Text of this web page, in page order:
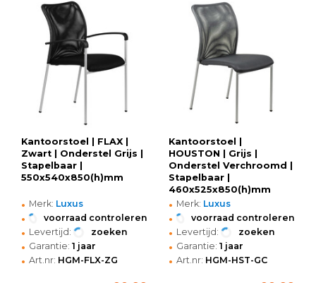
Kantoorstoel | FLAX |
Zwart | Onderstel Grijs |
Stapelbaar |
550x540x850(h)mm
• Merk: Luxus
• voorraad controleren
• Levertijd: zoeken
• Garantie: 1 jaar
• Art.nr: HGM-FLX-ZG
Kantoorstoel |
HOUSTON | Grijs |
Onderstel Verchroomd |
Stapelbaar |
460x525x850(h)mm
• Merk: Luxus
• voorraad controleren
• Levertijd: zoeken
• Garantie: 1 jaar
• Art.nr: HGM-HST-GC